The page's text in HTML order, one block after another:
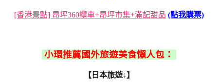
[香港景點] 昂坪360纜車+昂坪市集+滿記甜品 (點我購票)
小環推薦國外旅遊美食懶人包：
【日本旅遊↓】